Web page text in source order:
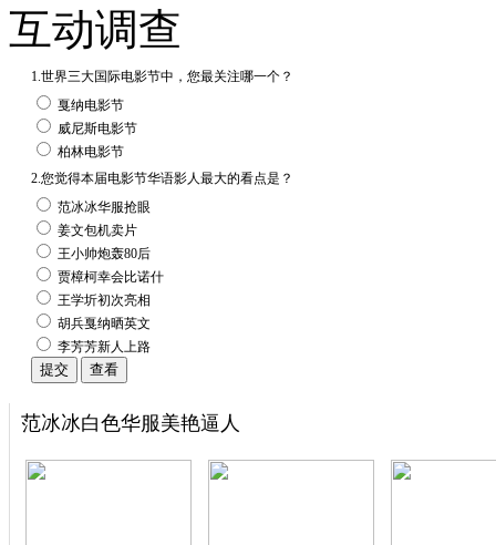
互动调查
1.世界三大国际电影节中，您最关注哪一个？
戛纳电影节
威尼斯电影节
柏林电影节
2.您觉得本届电影节华语影人最大的看点是？
范冰冰华服抢眼
姜文包机卖片
王小帅炮轰80后
贾樟柯幸会比诺什
王学圻初次亮相
胡兵戛纳晒英文
李芳芳新人上路
范冰冰白色华服美艳逼人